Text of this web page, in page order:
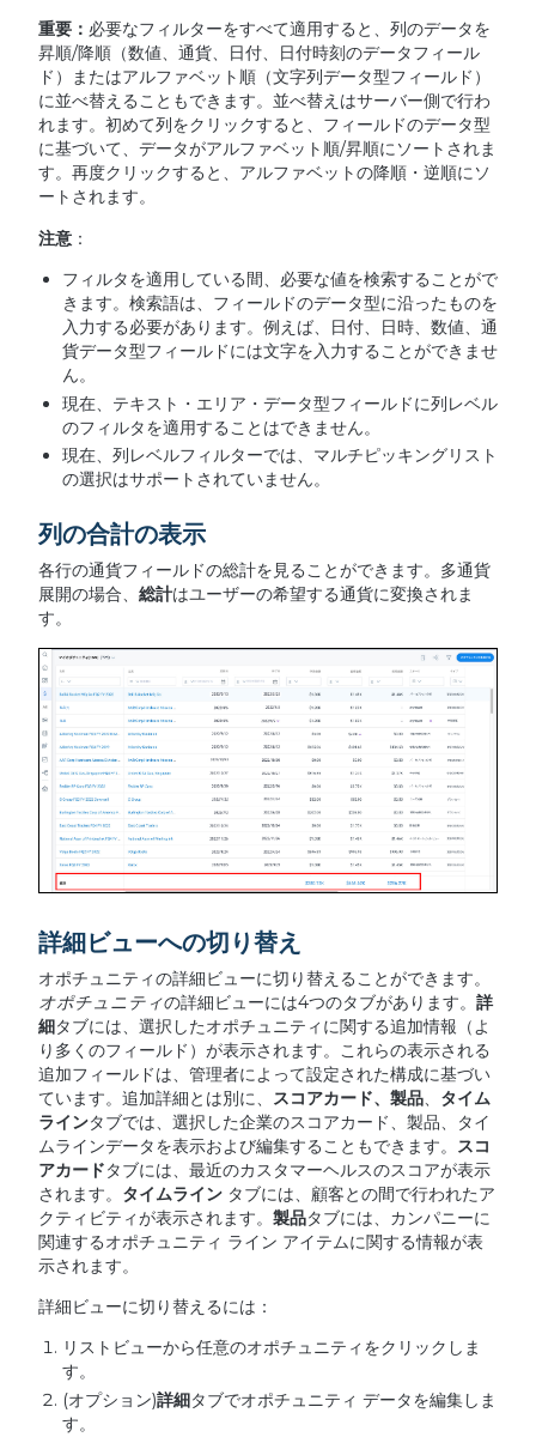
重要： 必要なフィルターをすべて適用すると、列のデータを
昇順/降順（数値、通貨、日付、日付時刻のデータフィール
ド）またはアルファベット順（文字列データ型フィールド）
に並べ替えることもできます。並べ替えはサーバー側で行わ
れます。初めて列をクリックすると、フィールドのデータ型
に基づいて、データがアルファベット順/昇順にソートされま
す。再度クリックすると、アルファベットの降順・逆順にソ
ートされます。
注意：
フィルタを適用している間、必要な値を検索することがで
きます。検索語は、フィールドのデータ型に沿ったものを
入力する必要があります。例えば、日付、日時、数値、通
貨データ型フィールドには文字を入力することができませ
ん。
現在、テキスト・エリア・データ型フィールドに列レベル
のフィルタを適用することはできません。
現在、列レベルフィルターでは、マルチピッキングリスト
の選択はサポートされていません。
列の合計の表示
各行の通貨フィールドの総計を見ることができます。多通貨
展開の場合、 総計はユーザーの希望する通貨に変換されま
す。
詳細ビューへの切り替え
オポチュニティの詳細ビューに切り替えることができます。
オポチュニティの詳細ビューには4つのタブがあります。 詳
細タブには、選択したオポチュニティに関する追加情報（よ
り多くのフィールド）が表示されます。これらの表示される
追加フィールドは、管理者によって設定された構成に基づい
ています。追加詳細とは別に、 スコアカード、製品、 タイム
ラインタブでは、選択した企業のスコアカード、製品、タイ
ムラインデータを表示および編集することもできます。 スコ
アカードタブには、最近のカスタマーヘルスのスコアが表示
されます。 タイムラインタブには、顧客との間で行われたア
クティビティが表示されます。 製品タブには、カンパニーに
関連するオポチュニティ ライン アイテムに関する情報が表
示されます。
詳細ビューに切り替えるには：
リストビューから任意のオポチュニティをクリックしま
す。
(オプション)詳細タブでオポチュニティ データを編集しま
す。